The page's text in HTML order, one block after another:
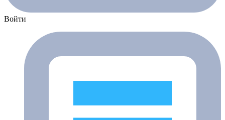
Войти